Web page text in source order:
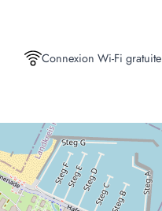
Connexion Wi-Fi gratuite